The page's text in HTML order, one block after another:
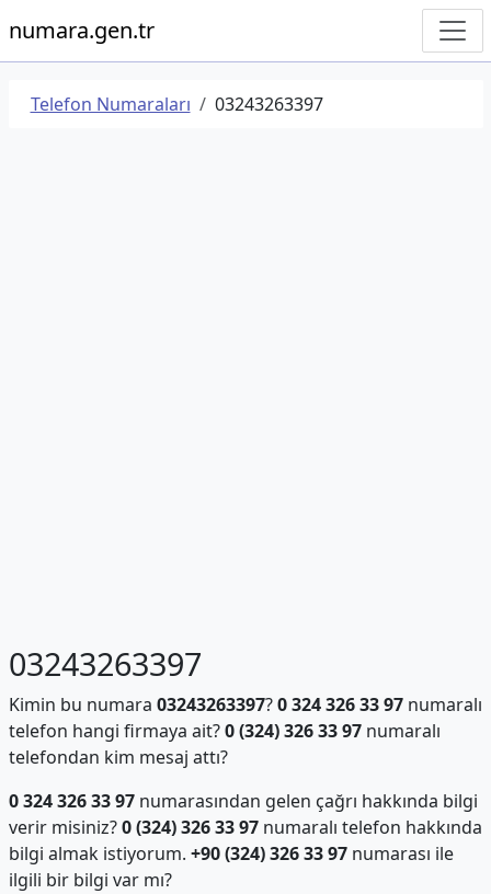
numara.gen.tr
Telefon Numaraları 03243263397
03243263397
Kimin bu numara 03243263397?0 324 326 33 97numaralı
telefon hangi firmaya ait?0 (324) 326 33 97numaralı
telefondan kim mesaj attı?
0 324 326 33 97numarasından gelen çağrı hakkında bilgi
verir misiniz?0 (324) 326 33 97numaralı telefon hakkında
bilgi almak istiyorum. +90 (324) 326 33 97numarası ile
ilgili bir bilgi var mı?